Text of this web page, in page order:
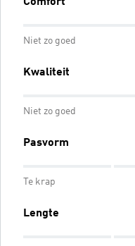
Niet zo goed
Kwaliteit
Niet zo goed
Pasvorm
Te krap
Lengte